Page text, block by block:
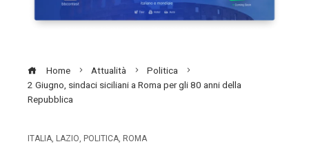
Home Attualità
Politica
2 Giugno, sindaci siciliani a Roma per gli 80 anni della
Repubblica
ITALIA, LAZIO, POLITICA, ROMA